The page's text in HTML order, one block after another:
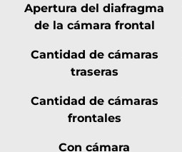
Apertura del diafragma
de la cámara frontal
Cantidad de cámaras
traseras
Cantidad de cámaras
frontales
Con cámara